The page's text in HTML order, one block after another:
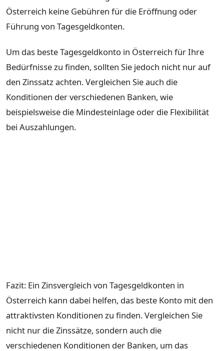
Österreich keine Gebühren für die Eröffnung oder
Führung von Tagesgeldkonten.
Um das beste Tagesgeldkonto in Österreich für Ihre
Bedürfnisse zu finden, sollten Sie jedoch nicht nur auf
den Zinssatz achten. Vergleichen Sie auch die
Konditionen der verschiedenen Banken, wie
beispielsweise die Mindesteinlage oder die Flexibilität
bei Auszahlungen.
Fazit: Ein Zinsvergleich von Tagesgeldkonten in
Österreich kann dabei helfen, das beste Konto mit den
attraktivsten Konditionen zu finden. Vergleichen Sie
nicht nur die Zinssätze, sondern auch die
verschiedenen Konditionen der Banken, um das